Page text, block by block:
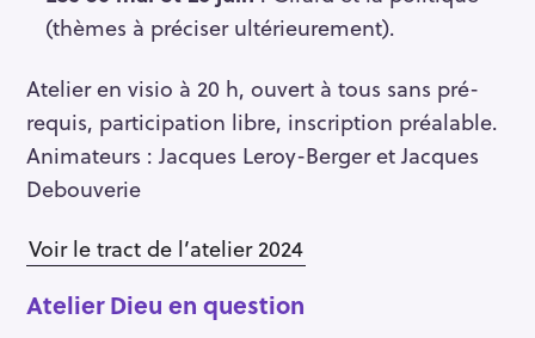
(thèmes à préciser ultérieurement).
Atelier en visio à 20 h, ouvert à tous sans pré-
requis, participation libre, inscription préalable.
Animateurs : Jacques Leroy-Berger et Jacques
Debouverie
Voir le tract de l’atelier 2024
Atelier Dieu en question